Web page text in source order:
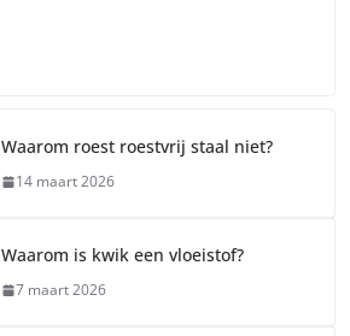
Waarom roest roestvrij staal niet?
14 maart 2026
Waarom is kwik een vloeistof?
7 maart 2026